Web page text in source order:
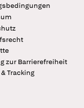
zur Barrierefreiheit
Tracking